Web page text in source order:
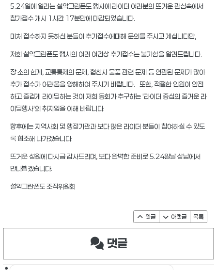
5.24일에 열리는 설악그란폰도 행사에 라이더 여러분의 뜨거운 관심속에서
참가접수 개시 1시간 17분만에 마감되었습니다.
미처 접수하지 못하신 분들이 추가접수에대해 문의를 주시고 계십니다만,
저희 설악그란폰도 행사의 여러 여건상 추가접수는 불가함을 알려드립니다.
장 소의 한계, 교통통제의 문제, 협찬사 물품 관련 문제 등 연관된 문제가 많아
추가 접수가 어려움을 양해하여 주시기 바랍니다. 또한, 적절한 인원이 안전
하고 즐겁게 라이딩하는 것이 저희 동회가 추구하는 '라이더 중심의 즐거운 라
이딩행사'의 취지임을 이해 바랍니다.
향후에는 지역사회 및 행정기관과 보다 많은 라이더 분들이 참여하실 수 있도
록 협조해 나가겠습니다.
뜨거운 성원에 다시금 감사드리며, 보다 완벽한 준비로 5.24일날 상남에서
만나뵙겠습니다.
설악그란폰도 조직위원회
윗글 아랫글 목록
댓글